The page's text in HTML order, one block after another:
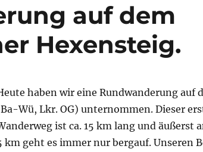
auf dem
Hexensteig.
haben wir eine Rundwanderung auf
Wü, Lkr. OG) unternommen. Dieser
ist ca. 15 km lang und äußerst
km geht es immer nur bergauf. Unseren